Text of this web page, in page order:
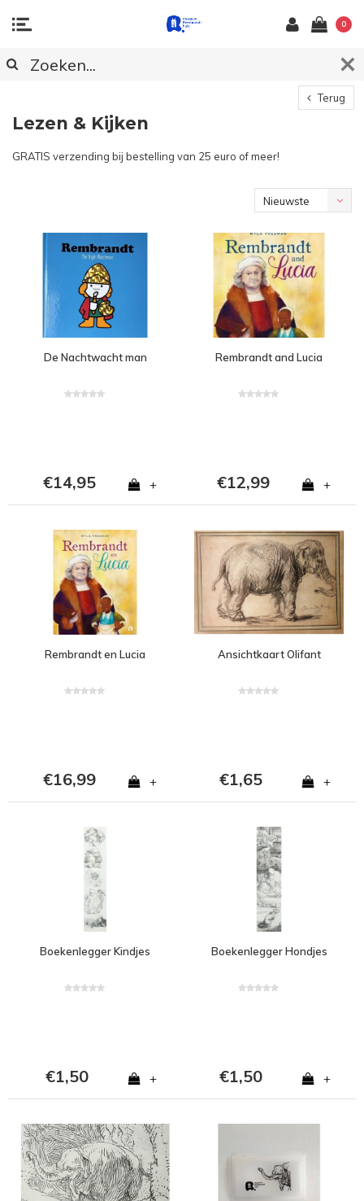
0
Terug
Lezen & Kijken
GRATIS verzending bij bestelling van 25 euro of meer!
Nieuwste
De Nachtwacht man
€14,95 +
Rembrandt and Lucia
€12,99 +
Rembrandt en Lucia
€16,99 +
Ansichtkaart Olifant
€1,65 +
Boekenlegger Kindjes
€1,50 +
Boekenlegger Hondjes
€1,50 +